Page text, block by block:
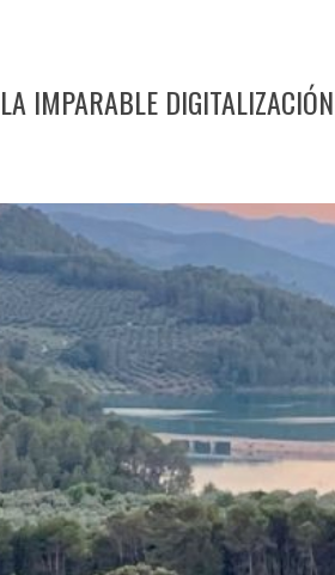
IMPARABLE